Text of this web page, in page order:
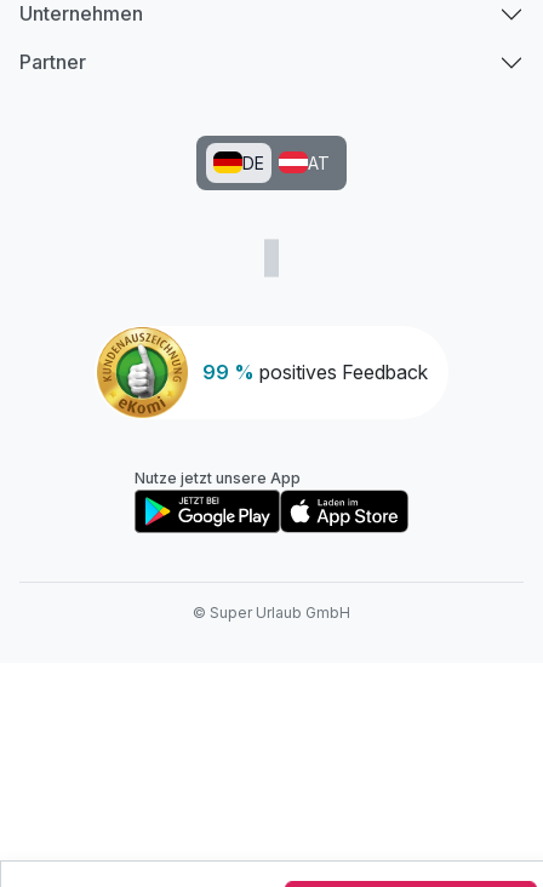
99 % positives Feedback
Unternehmen
Partner
DE AT
Nutze jetzt unsere App
© Super Urlaub GmbH